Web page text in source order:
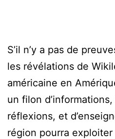
S’il n’y a pas de
les révélations de
américaine en
un filon
réflexions, et
région pourra